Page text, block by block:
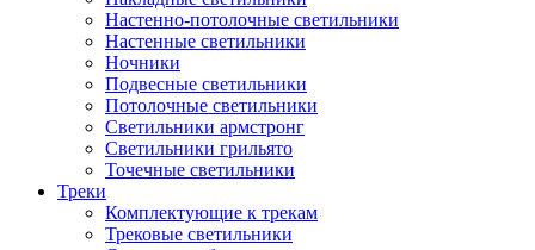
Настенно-потолочные светильники
Настенные светильники
Ночники
Подвесные светильники
Потолочные светильники
Светильники армстронг
Светильники грильято
Точечные светильники
Треки
Комплектующие к трекам
Трековые светильники